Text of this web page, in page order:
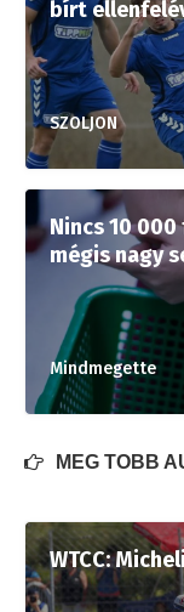
bírt
SZOLJON
Nincs 10
mégis nagy
Mindmegette
MÉG TÖBB
WTCC: